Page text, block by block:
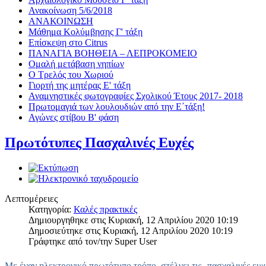
Ανακοίνωση 5/6/2018
ΑΝΑΚΟΙΝΩΣΗ
Μάθημα Κολύμβησης Γ' τάξη
Επίσκεψη στο Citrus
ΠΑΝΑΓΙΑ ΒΟΗΘΕΙΑ – ΛΕΠΡΟΚΟΜΕΙΟ
Ομαλή μετάβαση νηπίων
Ο Τρελός του Χωριού
Γιορτή της μητέρας Ε' τάξη
Αναμνηστικές φωτογραφίες Σχολικού Έτους 2017- 2018
Πρωτομαγιά των λουλουδιών από την Ε΄τάξη!
Αγώνες στίβου Β' φάση
Πρωτότυπες Πασχαλινές Ευχές
Λεπτομέρειες
Κατηγορία: Καλές πρακτικές
Δημιουργηθηκε στις Κυριακή, 12 Απριλίου 2020 10:19
Δημοσιεύτηκε στις Κυριακή, 12 Απριλίου 2020 10:19
Γράφτηκε από τον/την Super User